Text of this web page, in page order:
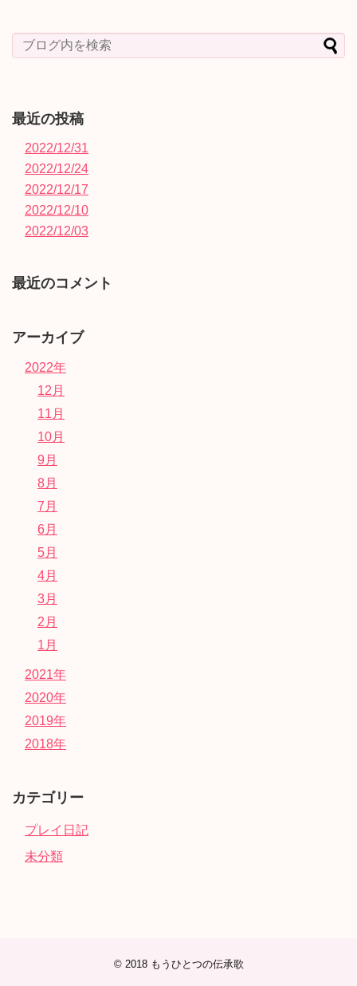
最近の投稿
2022/12/31
2022/12/24
2022/12/17
2022/12/10
2022/12/03
最近のコメント
アーカイブ
2022年
12月
11月
10月
9月
8月
7月
6月
5月
4月
3月
2月
1月
2021年
2020年
2019年
2018年
カテゴリー
プレイ日記
未分類
© 2018 もうひとつの伝承歌